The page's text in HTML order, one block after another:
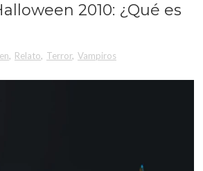
2010: ¿Qué es
, Relato, Terror, Vampiros